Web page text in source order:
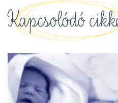
Kapcsolódó